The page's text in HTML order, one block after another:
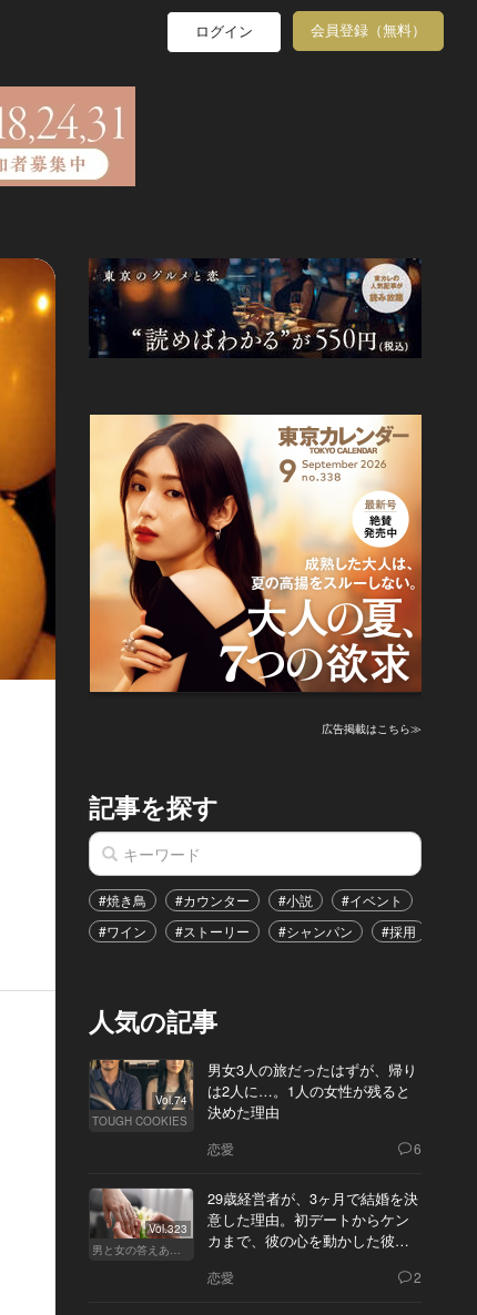
ログイン 会員登録（無料）
広告掲載はこちら≫
記事を探す
#焼き鳥 #カウンター #小説 #イベント
#ワイン
#ストーリー #シャンパン #採用
人気の記事
Vol.74
TOUGH COOKIES
男女3人の旅だったはずが、帰り
は2人に…。1人の女性が残ると
決めた理由
恋愛 6
Vol.323
男と女の答えあわせ【Q】
29歳経営者が、3ヶ月で結婚を決
意した理由。初デートからケン
カまで、彼の心を動かした彼女
恋愛 2